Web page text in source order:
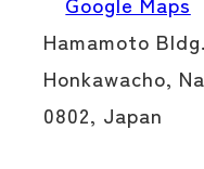
Hamamoto
Honkawacho,
0802, Japan